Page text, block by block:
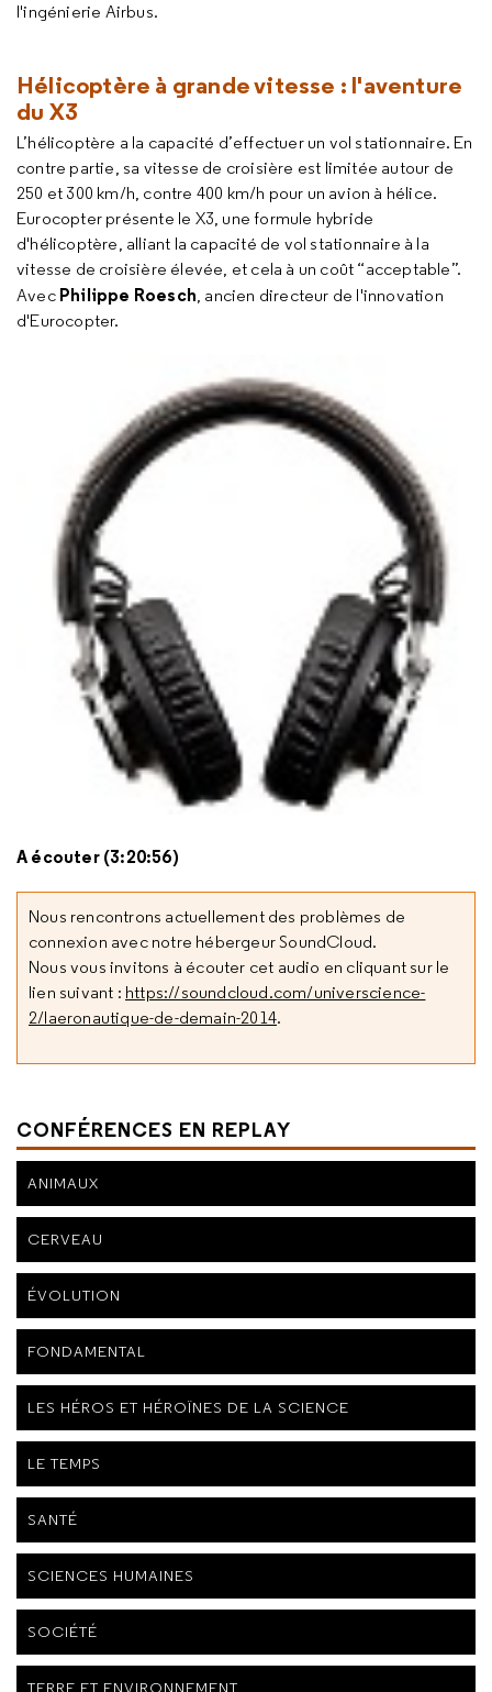
l'ingénierie Airbus.
Hélicoptère à grande vitesse : l'aventure
du X3
L’hélicoptère a la capacité d’effectuer un vol stationnaire. En
contre partie, sa vitesse de croisière est limitée autour de
250 et 300 km/h, contre 400 km/h pour un avion à hélice.
Eurocopter présente le X3, une formule hybride
d'hélicoptère, alliant la capacité de vol stationnaire à la
vitesse de croisière élevée, et cela à un coût “acceptable”.
Avec Philippe Roesch, ancien directeur de l'innovation
d'Eurocopter.
A écouter (3:20:56)
Nous rencontrons actuellement des problèmes de
connexion avec notre hébergeur SoundCloud.
Nous vous invitons à écouter cet audio en cliquant sur le
lien suivant : https://soundcloud.com/universcience-
2/laeronautique-de-demain-2014.
CONFÉRENCES EN REPLAY
ANIMAUX
CERVEAU
ÉVOLUTION
FONDAMENTAL
LES HÉROS ET HÉROÏNES DE LA SCIENCE
LE TEMPS
SANTÉ
SCIENCES HUMAINES
SOCIÉTÉ
TERRE ET ENVIRONNEMENT